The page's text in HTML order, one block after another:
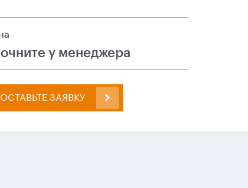
у менеджера
ОСТАВЬТЕ ЗАЯВКУ